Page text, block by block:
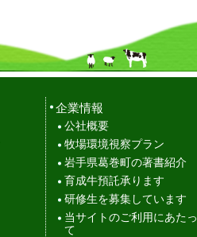
企業情報
公社概要
牧場環境視察プラン
岩手県葛巻町の著書紹介
育成牛預託承ります
研修生を募集しています
当サイトのご利用にあたっ
て